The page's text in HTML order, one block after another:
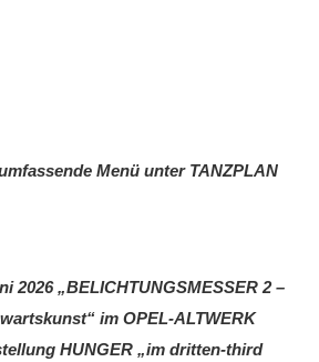
Menü unter TANZPLAN
2026 „BELICHTUNGSMESSER 2 –
im OPEL-ALTWERK
HUNGER „im dritten-third